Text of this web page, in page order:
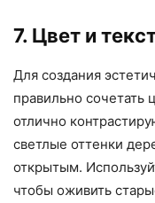
7. Цвет и
Для создания
правильно сочетать
отлично
светлые оттенки
открытым.
чтобы оживить